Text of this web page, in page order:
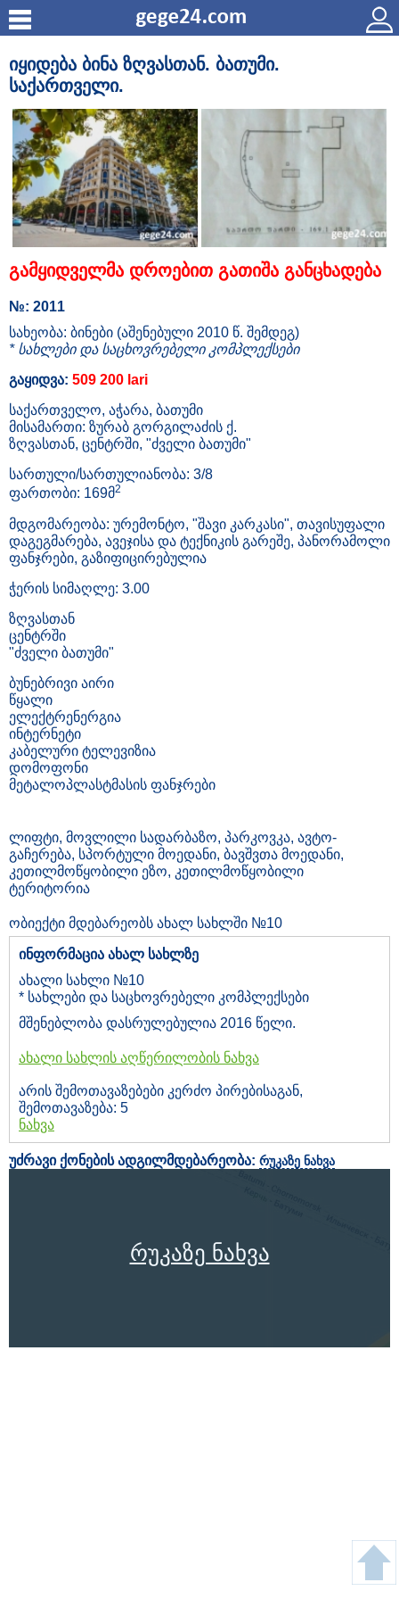
იყიდება ბინა ზღვასთან. ბათუმი.
საქართველი.
გამყიდველმა დროებით გათიშა განცხადება
№: 2011
სახეობა: ბინები (აშენებული 2010 წ. შემდეგ)
* სახლები და საცხოვრებელი კომპლექსები
გაყიდვა: 509 200 lari
საქართველო, აჭარა, ბათუმი
მისამართი: ზურაბ გორგილაძის ქ.
ზღვასთან, ცენტრში, "ძველი ბათუმი"
სართული/სართულიანობა: 3/8
ფართობი: 169მ2
მდგომარეობა: ურემონტო, "შავი კარკასი", თავისუფალი
დაგეგმარება, ავეჯისა და ტექნიკის გარეშე, პანორამოლი
ფანჯრები, გაზიფიცირებულია
ჭერის სიმაღლე: 3.00
ზღვასთან
ცენტრში
"ძველი ბათუმი"
ბუნებრივი აირი
წყალი
ელექტრენერგია
ინტერნეტი
კაბელური ტელევიზია
დომოფონი
მეტალოპლასტმასის ფანჯრები
ლიფტი, მოვლილი სადარბაზო, პარკოვკა, ავტო-
გაჩერება, სპორტული მოედანი, ბავშვთა მოედანი,
კეთილმოწყობილი ეზო, კეთილმოწყობილი
ტერიტორია
ობიექტი მდებარეობს ახალ სახლში №10
ინფორმაცია ახალ სახლზე
ახალი სახლი №10
* სახლები და საცხოვრებელი კომპლექსები
მშენებლობა დასრულებულია 2016 წელი.
ახალი სახლის აღწერილობის ნახვა
არის შემოთავაზებები კერძო პირებისაგან,
შემოთავაზება: 5
ნახვა
უძრავი ქონების ადგილმდებარეობა: რუკაზე ნახვა
რუკაზე ნახვა